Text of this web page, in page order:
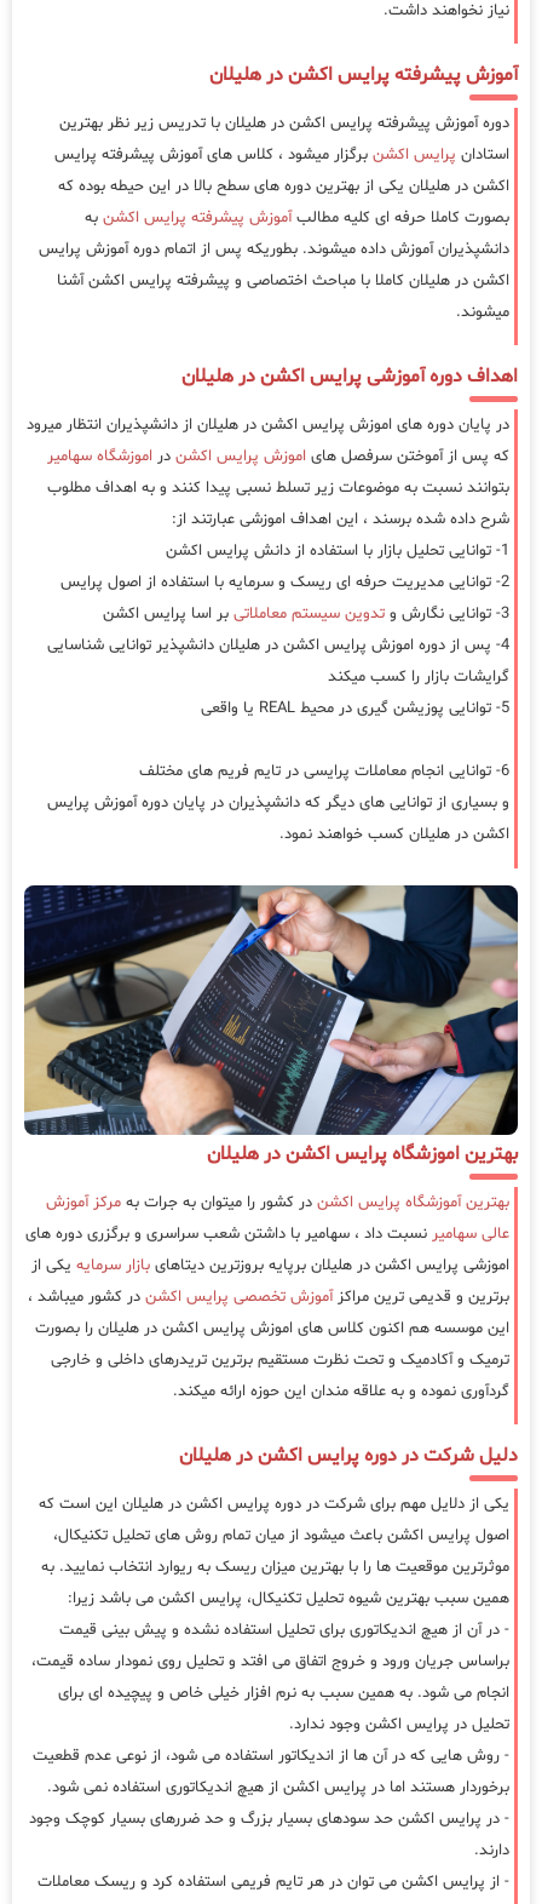
نیاز نخواهند داشت.
آموزش پیشرفته پرایس اکشن در هلیلان
دوره آموزش پیشرفته پرایس اکشن در هلیلان با تدریس زیر نظر بهترین
استادان پرایس اکشن برگزار میشود ، کلاس های آموزش پیشرفته پرایس
اکشن در هلیلان یکی از بهترین دوره های سطح بالا در این حیطه بوده که
بصورت کاملا حرفه ای کلیه مطالبآموزش پیشرفته پرایس اکشن به
دانشپذیران آموزش داده میشوند. بطوریکه پس از اتمام دوره آموزش پرایس
اکشن در هلیلان کاملا با مباحث اختصاصی و پیشرفته پرایس اکشن آشنا
میشوند.
اهداف دوره آموزشی پرایس اکشن در هلیلان
در پایان دوره های اموزش پرایس اکشن در هلیلان از دانشپذیران انتظار میرود
که پس از آموختن سرفصل های اموزش پرایس اکشن در اموزشگاه سهامیر
بتوانند نسبت به موضوعات زیر تسلط نسبی پیدا کنند و به اهداف مطلوب
شرح داده شده برسند ، این اهداف اموزشی عبارتند از:
1- توانایی تحلیل بازار با استفاده از دانش پرایس اکشن
2- توانایی مدیریت حرفه ای ریسک و سرمایه با استفاده از اصول پرایس
3- توانایی نگارش و
تدوین سیستم معاملاتی بر اسا پرایس اکشن
4- پس از دوره اموزش پرایس اکشن در هلیلان دانشپذیر توانایی شناسایی
گرایشات بازار را کسب میکند
5- توانایی پوزیشن گیری در محیط REAL یا واقعی
6- توانایی انجام معاملات پرایسی در تایم فریم های مختلف
و بسیاری از توانایی های دیگر که دانشپذیران در پایان دوره آموزش پرایس
اکشن در هلیلان کسب خواهند نمود.
بهترین اموزشگاه پرایس اکشن در هلیلان
بهترین آموزشگاه پرایس اکشن در کشور را میتوان به جرات به مرکز آموزش
عالی سهامیر نسبت داد ، سهامیر با داشتن شعب سراسری و برگزری دوره های
اموزشی پرایس اکشن در هلیلان برپایه بروزترین دیتاهای بازار سرمایه یکی از
برترین و قدیمی ترین مراکزآموزش تخصصی پرایس اکشن در کشور میباشد ،
این موسسه هم اکنون کلاس های اموزش پرایس اکشن در هلیلان را بصورت
ترمیک و آکادمیک و تحت نظرت مستقیم برترین تریدرهای داخلی و خارجی
گردآوری نموده و به علاقه مندان این حوزه ارائه میکند.
دلیل شرکت در دوره پرایس اکشن در هلیلان
یکی از دلایل مهم برای شرکت در دوره پرایس اکشن در هلیلان این است که
اصول پرایس اکشن باعث میشود از میان تمام روش های تحلیل تکنیکال،
موثرترین موقعیت ها را با بهترین میزان ریسک به ریوارد انتخاب نمایید. به
همین سبب بهترین شیوه تحلیل تکنیکال، پرایس اکشن می باشد زیرا:
- در آن از هیچ اندیکاتوری برای تحلیل استفاده نشده و پیش بینی قیمت
براساس جریان ورود و خروج اتفاق می افتد و تحلیل روی نمودار ساده قیمت،
انجام می شود. به همین سبب به نرم افزار خیلی خاص و پیچیده ای برای
تحلیل در پرایس اکشن وجود ندارد.
- روش هایی که در آن ها از اندیکاتور استفاده می شود، از نوعی عدم قطعیت
برخوردار هستند اما در پرایس اکشن از هیچ اندیکاتوری استفاده نمی شود.
- در پرایس اکشن حد سودهای بسیار بزرگ و حد ضررهای بسیار کوچک وجود
دارند.
- از پرایس اکشن می توان در هر تایم فریمی استفاده کرد و ریسک معاملات